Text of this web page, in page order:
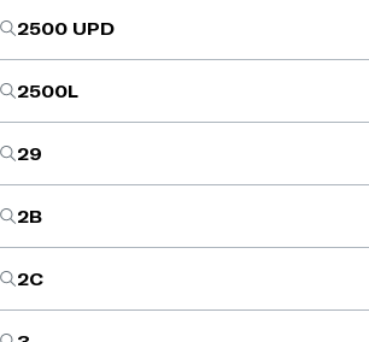
2500 UPD
2500L
29
2B
2C